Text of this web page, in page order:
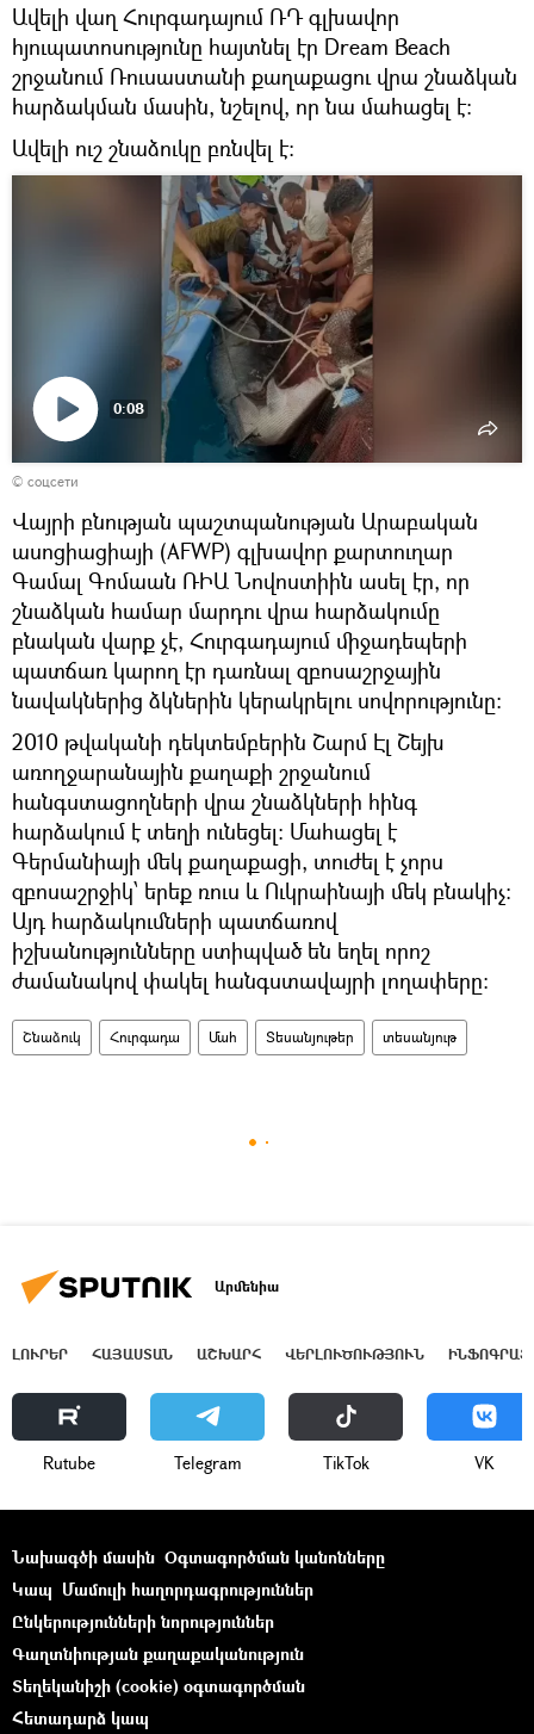
Ավելի վաղ Հուրգադայում ՌԴ գլխավոր
հյուպատոսությունը հայտնել էր Dream Beach
շրջանում Ռուսաստանի քաղաքացու վրա շնաձկան
հարձակման մասին, նշելով, որ նա մահացել է։
Ավելի ուշ շնաձուկը բռնվել է։
Դիտել
տեսանյութը
0:08
© соцсети
Վայրի բնության պաշտպանության Արաբական
ասոցիացիայի (AFWP) գլխավոր քարտուղար
Գամալ Գոմաան ՌԻԱ Նովոստիին ասել էր, որ
շնաձկան համար մարդու վրա հարձակումը
բնական վարք չէ, Հուրգադայում միջադեպերի
պատճառ կարող էր դառնալ զբոսաշրջային
նավակներից ձկներին կերակրելու սովորությունը:
2010 թվականի դեկտեմբերին Շարմ Էլ Շեյխ
առողջարանային քաղաքի շրջանում
հանգստացողների վրա շնաձկների հինգ
հարձակում է տեղի ունեցել։ Մահացել է
Գերմանիայի մեկ քաղաքացի, տուժել է չորս
զբոսաշրջիկ՝ երեք ռուս և Ուկրաինայի մեկ բնակիչ։
Այդ հարձակումների պատճառով
իշխանությունները ստիպված են եղել որոշ
ժամանակով փակել հանգստավայրի լողափերը։
Շնաձուկ Հուրգադա Մահ Տեսանյութեր տեսանյութ
Արմենիա
ԼՈՒՐԵՐ ՀԱՅԱՍՏԱՆ ԱՇԽԱՐՀ ՎԵՐԼՈՒԾՈՒԹՅՈՒՆ
Rutube Telegram ТikТоk VK
Նախագծի մասին Օգտագործման կանոնները
Կապ Մամուլի հաղորդագրություններ
Ընկերությունների նորություններ
Գաղտնիության քաղաքականություն
Տեղեկանիշի (cookie) օգտագործման
Հետադարձ կապ